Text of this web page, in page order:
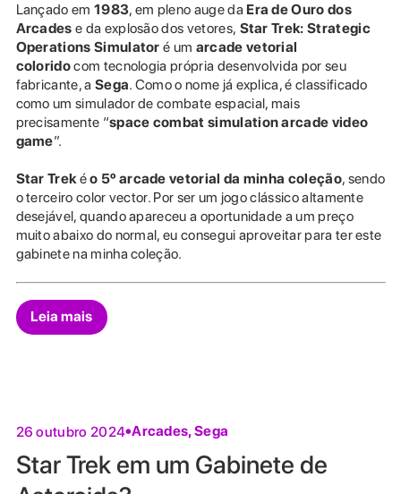
Lançado em 1983, em pleno auge da Era de Ouro dos
Arcades e da explosão dos vetores, Star Trek: Strategic
Operations Simulator é um arcade vetorial
coloridocom tecnologia própria desenvolvida por seu
fabricante, a Sega. Como o nome já explica, é classificado
como um simulador de combate espacial, mais
precisamente “space combat simulation arcade video
game”.
Star Trekéo 5º arcade vetorial da minha coleção, sendo
o terceiro color vector. Por ser um jogo clássico altamente
desejável, quando apareceu a oportunidade a um preço
muito abaixo do normal, eu consegui aproveitar para ter este
gabinete na minha coleção.
Leia mais
26 outubro 2024 Arcades,Sega
Star Trek em um Gabinete de